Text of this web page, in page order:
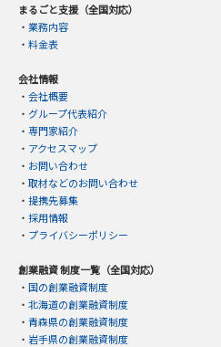
まるごと支援（全国対応）
・ 業務内容
・ 料金表
会社情報
・ 会社概要
・ グループ代表紹介
・ 専門家紹介
・ アクセスマップ
・ お問い合わせ
・ 取材などのお問い合わせ
・ 提携先募集
・ 採用情報
・ プライバシーポリシー
創業融資 制度一覧（全国対応）
・ 国の創業融資制度
・ 北海道の創業融資制度
・ 青森県の創業融資制度
・ 岩手県の創業融資制度